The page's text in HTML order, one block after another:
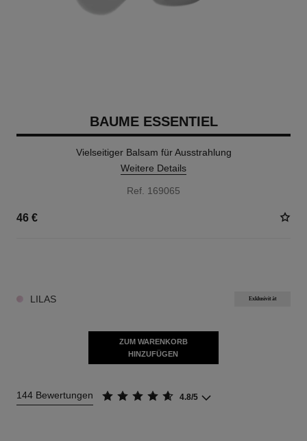
BAUME ESSENTIEL
Vielseitiger Balsam für Ausstrahlung
Weitere Details
Ref. 169065
46 €
LILAS Exklusivität
ZUM WARENKORB
HINZUFÜGEN
144 Bewertungen 4.8/5